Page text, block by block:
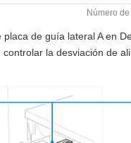
Número
placa de guía lateral A en
controlar la desviación de